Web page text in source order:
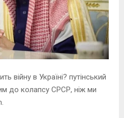
війну в Україні? путінський
до колапсу СРСР, ніж ми